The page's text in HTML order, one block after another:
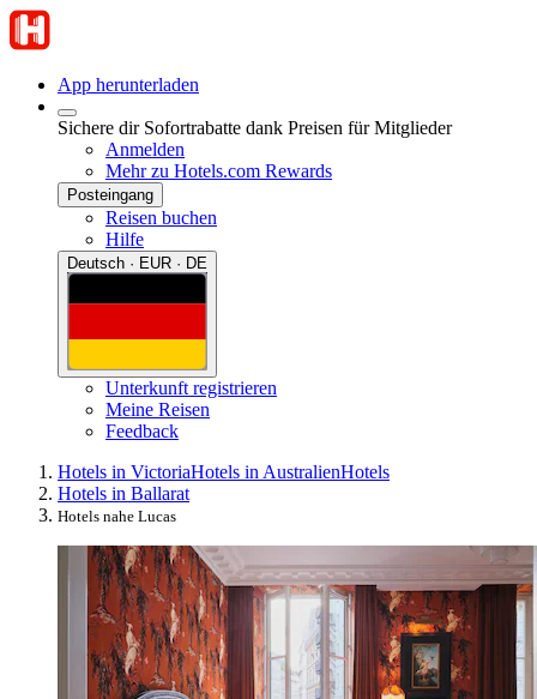
App herunterladen
Sichere dir Sofortrabatte dank Preisen für Mitglieder
Anmelden
Mehr zu Hotels.com Rewards
Posteingang
Reisen buchen
Hilfe
Deutsch · EUR · DE
Unterkunft registrieren
Meine Reisen
Feedback
Hotels in VictoriaHotels in AustralienHotels
Hotels in Ballarat
Hotels nahe Lucas